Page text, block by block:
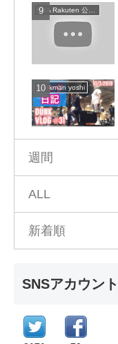
NBA Rakuten 公式チャンネル
dunkman yoshi
週間
ALL
新着順
SNSアカウント